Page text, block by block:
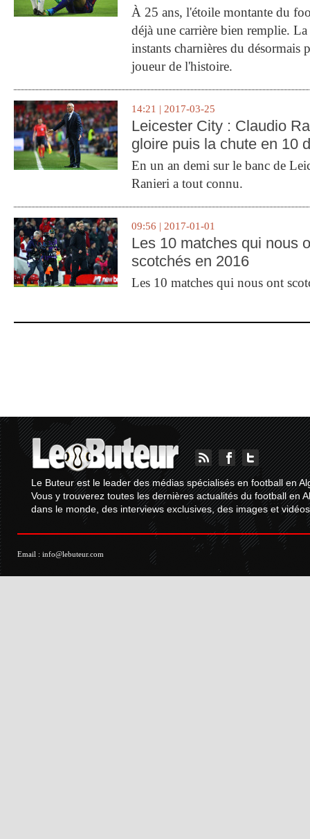
À 25 ans, l'étoile montante du
déjà une carrière bien remplie.
instants charnières du désormais
joueur de l'histoire.
14:21 | 2017-03-25
Leicester City : Claudio
gloire puis la chute en 10
En un an demi sur le banc de
Ranieri a tout connu.
09:56 | 2017-01-01
Les 10 matches qui nous
scotchés en 2016
Les 10 matches qui nous ont
Le Buteur est le leader des médias spécialisés en football en
Vous y trouverez toutes les dernières actualités du football en
dans le monde, des interviews exclusives, des images et
Email : info@lebuteur.com